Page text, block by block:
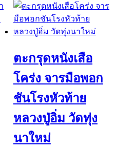
ตะกรุดหนังเสือ
โคร่ง จารมือพอก
ชันโรงหัวท้าย
หลวงปู่อิ่ม วัดทุ่ง
นาใหม่